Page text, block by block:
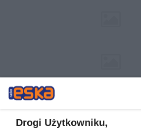
Drogi Użytkowniku,